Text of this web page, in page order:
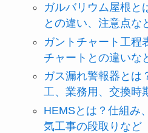
ガルバリウム屋根と
との違い、注意点な
ガントチャート工程
チャートとの違いな
ガス漏れ警報器とは
工、業務用、交換時
HEMSとは？仕組み
気工事の段取りなど